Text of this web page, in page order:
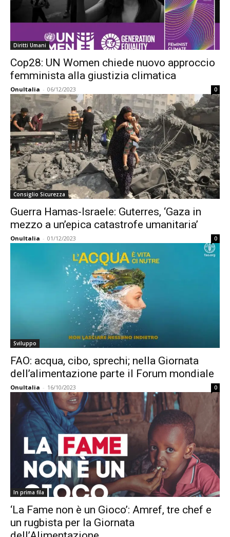
Diritti Umani
Cop28: UN Women chiede nuovo approccio
femminista alla giustizia climatica
OnuItalia - 06/12/2023 0
Consiglio Sicurezza
Guerra Hamas-Israele: Guterres, ‘Gaza in
mezzo a un’epica catastrofe umanitaria’
OnuItalia - 01/12/2023 0
Sviluppo
FAO: acqua, cibo, sprechi; nella Giornata
dell’alimentazione parte il Forum mondiale
OnuItalia - 16/10/2023 0
In prima fila
‘La Fame non è un Gioco’: Amref, tre chef e
un rugbista per la Giornata